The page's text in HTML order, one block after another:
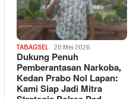
TABAGSEL 20 Mei 2026
Dukung Penuh
Pemberantasan Narkoba,
Kedan Prabo Nol Lapan:
Kami Siap Jadi Mitra